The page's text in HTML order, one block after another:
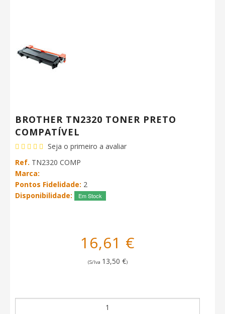
BROTHER TN2320 TONER PRETO
COMPATÍVEL
Seja o primeiro a avaliar
Ref. TN2320 COMP
Marca:
Pontos Fidelidade: 2
Disponibilidade:
Em Stock
16,61 €
(S/Iva 13,50 €)